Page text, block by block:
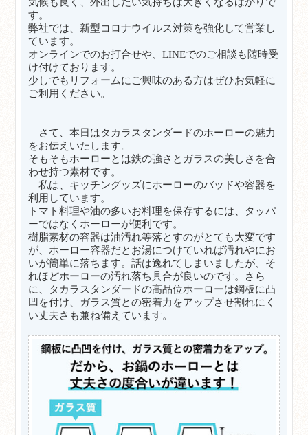
す。
弊社では、新型コロナウイルス対策を強化して営業し
ています。
オンラインでのお打合せや、LINEでのご相談も随時受
け付けております。
少しでもリフォームにご興味のある方はぜひお気軽に
ご利用ください。
さて、本日はタカラスタンダードのホーローの魅力
をお伝えいたします。
そもそもホーローとは鉄の強さとガラスの美しさを合
わせ持つ素材です。
私は、キッチングッズにホーローのバッドや容器を
利用しています。
トマト料理や油の多いお料理を保存するには、タッパ
ーではなくホーローが便利です。
樹脂素材の容器は油汚れ等落とすのがとても大変です
が、ホーロー容器だとお湯につけていれば汚れやにお
いが簡単に落ちます。話は逸れてしまいましたが、そ
れほどホーローの汚れ落ち具合が良いのです。さら
に、タカラスタンダードの高品位ホーローは鋼板に凸
凹を付け、ガラス質との密着力をアップさせ割れにく
い丈夫さも兼ね備えています。